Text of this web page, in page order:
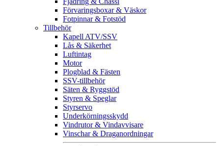
Förvaringsboxar & Väskor
Fotpinnar & Fotstöd
Tillbehör
Kapell ATV/SSV
Lås & Säkerhet
Luftintag
Motor
Plogblad & Fästen
SSV-tillbehör
Säten & Ryggstöd
Styren & Speglar
Styrservo
Underkörningsskydd
Vindrutor & Vindavvisare
Vinschar & Draganordningar